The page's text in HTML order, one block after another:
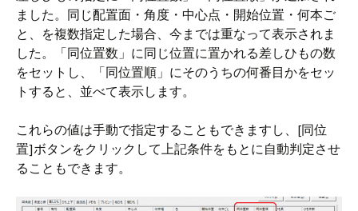
ました。同じ配置面・角度・中心点・開始位置・何本ご
と、を複数指定した場合、今までは重なって表示されま
した。「同位置数」に同じ位置に置かれる差しひもの数
をセットし、「同位置順」にそのうちの何番目かをセッ
トすると、並べて表示します。
これらの値は手動で指定することもできますし、[同位
置]ボタンをクリックして上記条件をもとに自動判定させ
ることもできます。